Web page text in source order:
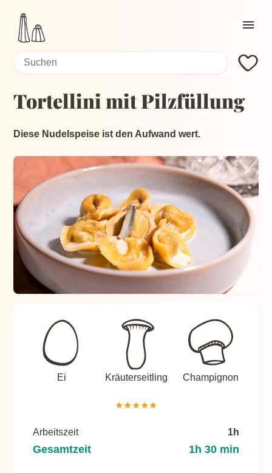
Home
Current page:
Zutaten
About
Search: Search
Tortellini mit Pilzfüllung
Diese Nudelspeise ist den Aufwand wert.
Ei Kräuterseitling Champignon
★★★★★
Arbeitszeit 1h
Gesamtzeit 1h 30 min